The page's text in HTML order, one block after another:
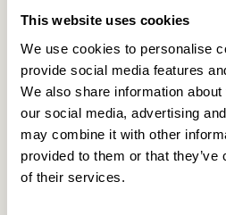
This website uses cookies
We use cookies to personalise
provide social media features
We also share information
our social media, advertising
may combine it with other
provided to them or that
of their services.
Ähnliche